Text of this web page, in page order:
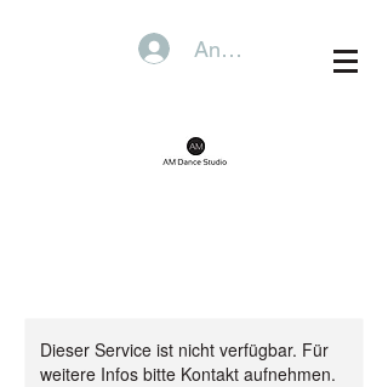
Anmelden
Dieser Service ist nicht verfügbar. Für
weitere Infos bitte Kontakt aufnehmen.